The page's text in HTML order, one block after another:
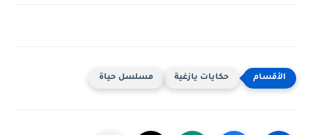
حكايات يازغية مسلسل حياة